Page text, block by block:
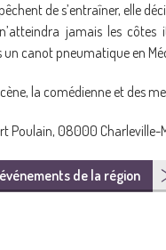
de s’entraîner, elle
jamais les côtes
un canot pneumatique en
la comédienne et des
Poulain, 08000 Charleville-
de la région